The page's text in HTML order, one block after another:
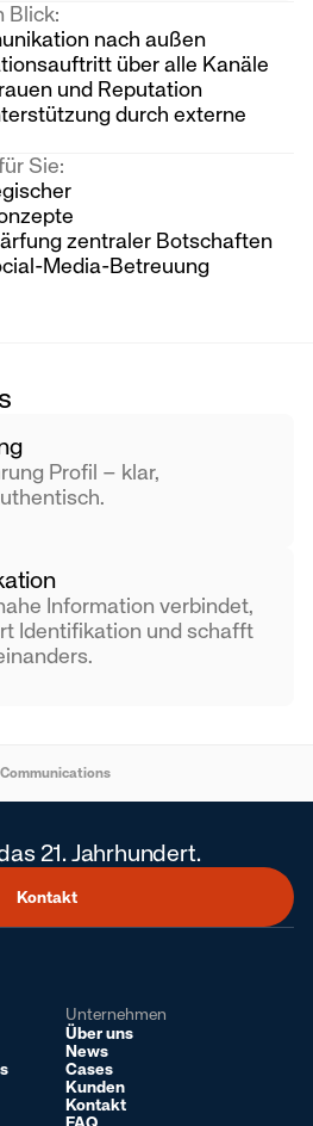
Blick:
nach außen
über alle Kanäle
und Reputation
durch externe
Sie:
zentraler Botschaften
Media-Betreuung
Profil – klar,
Information verbindet,
Identifikation und schafft
21. Jahrhundert.
Kontakt
Unternehmen
Über uns
News
Cases
Kunden
Kontakt